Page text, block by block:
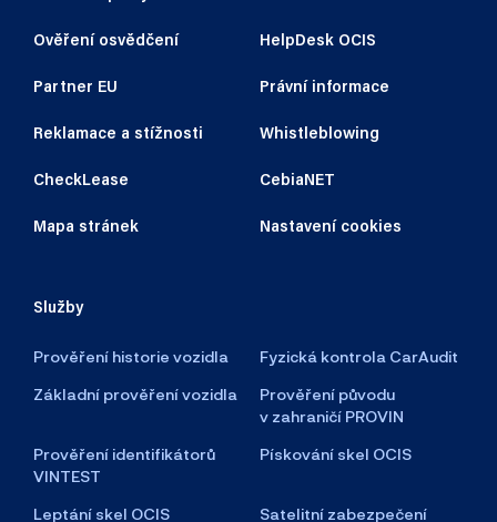
Ověření osvědčení HelpDesk OCIS
Partner EU Právní informace
Reklamace a stížnosti Whistleblowing
CheckLease CebiaNET
Mapa stránek Nastavení cookies
Služby
Prověření historie vozidla
Fyzická kontrola CarAudit
Základní prověření vozidla
Prověření původu
v zahraničí PROVIN
Prověření identifikátorů
VINTEST
Pískování skel OCIS
Leptání skel OCIS Satelitní zabezpečení